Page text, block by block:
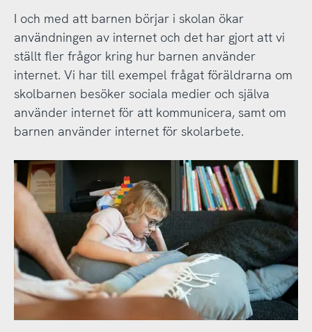
I och med att barnen börjar i skolan ökar
användningen av internet och det har gjort att vi
ställt fler frågor kring hur barnen använder
internet. Vi har till exempel frågat föräldrarna om
skolbarnen besöker sociala medier och själva
använder internet för att kommunicera, samt om
barnen använder internet för skolarbete.